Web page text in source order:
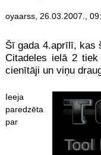
oyaarss, 26.03.2007.,
Šī gada 4.aprīlī, kas
Citadeles ielā 2
cienītāji un viņu
Ieeja
paredzēta
par